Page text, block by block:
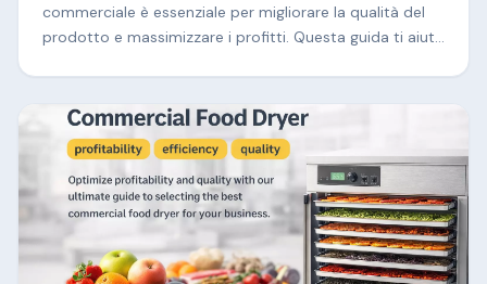
commerciale è essenziale per migliorare la qualità del
prodotto e massimizzare i profitti. Questa guida ti aiuta
capacità, in modo da poter selezionare la migliore
soluzione di asciugatura per la tua azienda e ottenere
risultati costanti ed elevati-risultati di valore.